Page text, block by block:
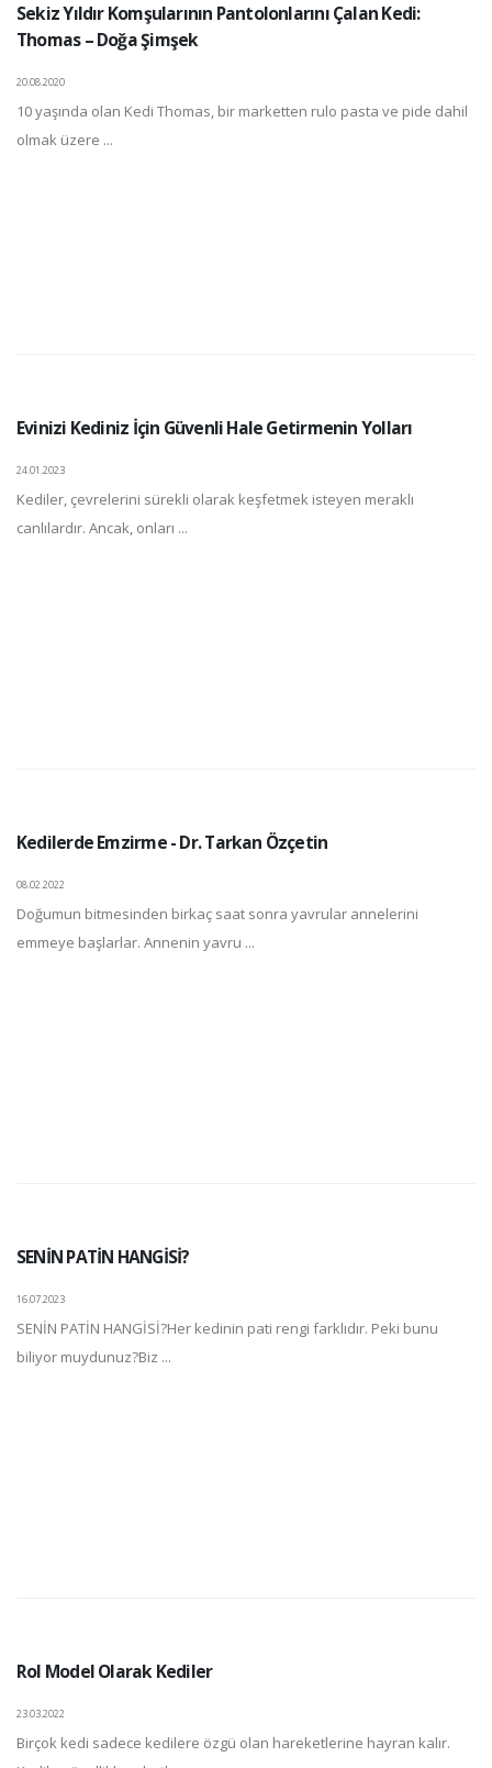
Sekiz Yıldır Komşularının Pantolonlarını Çalan Kedi:
Thomas – Doğa Şimşek
20.08.2020
10 yaşında olan Kedi Thomas, bir marketten rulo pasta ve pide dahil
olmak üzere ...
Evinizi Kediniz İçin Güvenli Hale Getirmenin Yolları
24.01.2023
Kediler, çevrelerini sürekli olarak keşfetmek isteyen meraklı
canlılardır. Ancak, onları ...
Kedilerde Emzirme - Dr. Tarkan Özçetin
08.02.2022
Doğumun bitmesinden birkaç saat sonra yavrular annelerini
emmeye başlarlar. Annenin yavru ...
SENİN PATİN HANGİSİ?
16.07.2023
SENİN PATİN HANGİSİ?Her kedinin pati rengi farklıdır. Peki bunu
biliyor muydunuz?Biz ...
Rol Model Olarak Kediler
23.03.2022
Birçok kedi sadece kedilere özgü olan hareketlerine hayran kalır.